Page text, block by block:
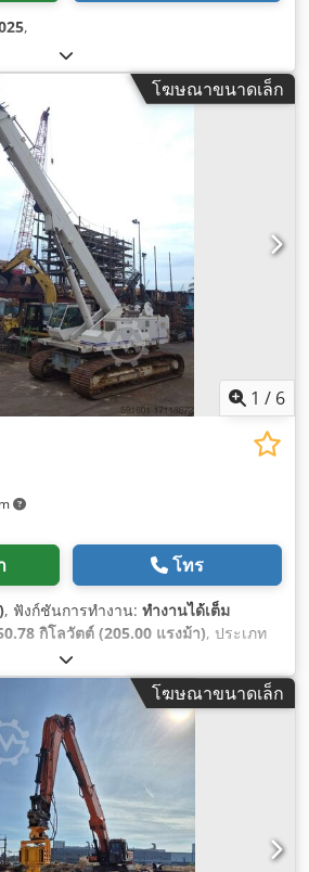
,
โฆษณาขนาดเล็ก
1 / 6
โทร
, ฟังก์ชันการทำงาน: ทำงานได้เต็ม
กิโลวัตต์ (205.00 แรงม้า), ประเภท
ถังเชื้อเพลิง:
ด:112,000 กก., ปีที่ผลิต:2006, หมายเลข
, อุปกรณ์:
ห้องโดยสาร, เครน, ไฮ
โฆษณาขนาดเล็ก